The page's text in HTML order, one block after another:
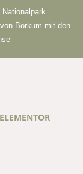
Borkum mit den
ELEMENTOR